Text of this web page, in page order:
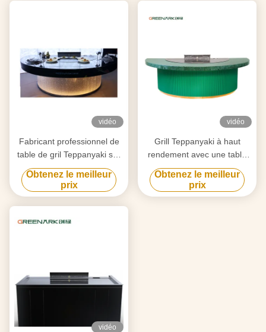
vidéo
Fabricant professionnel de
table de gril Teppanyaki sur
mesure avec design gratuit
fournisseur fiable
d'équipement de gril Hibachi
Obtenez le meilleur
prix
vidéo
Grill Teppanyaki à haut
rendement avec une table
de 20 mm en acier allié de
qualité alimentaire et un
chauffage intelligent
Obtenez le meilleur
prix
vidéo